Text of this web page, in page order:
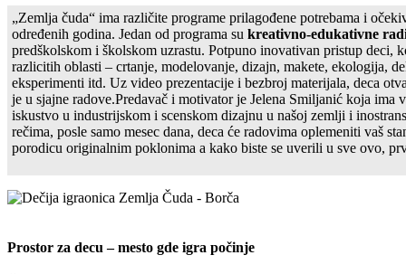
„Zemlja čuda“ ima različite programe prilagođene potrebama i
određenih godina. Jedan od programa su kreativno-edukativne
predškolskom i školskom uzrastu. Potpuno inovativan pristup deci,
razlicitih oblasti – crtanje, modelovanje, dizajn, makete, ekologija,
eksperimenti itd. Uz video prezentacije i bezbroj materijala, deca
je u sjajne radove.Predavač i motivator je Jelena Smiljanić koja ima
iskustvo u industrijskom i scenskom dizajnu u našoj zemlji i
rečima, posle samo mesec dana, deca će radovima oplemeniti vaš
porodicu originalnim poklonima a kako biste se uverili u sve ovo,
Prostor za decu – mesto gde igra počinje